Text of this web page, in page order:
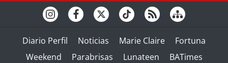
Diario Perfil Noticias Marie Claire
Fortuna
Weekend
Parabrisas Lunateen BATimes